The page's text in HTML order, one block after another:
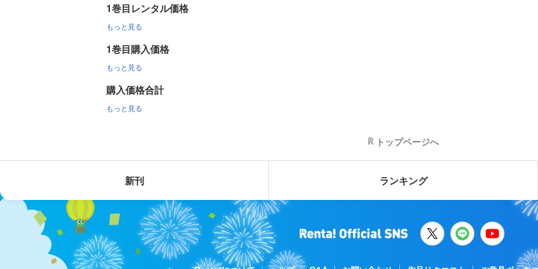
1巻目レンタル価格
もっと見る
1巻目購入価格
もっと見る
購入価格合計
もっと見る
トップページへ
新刊 ランキング